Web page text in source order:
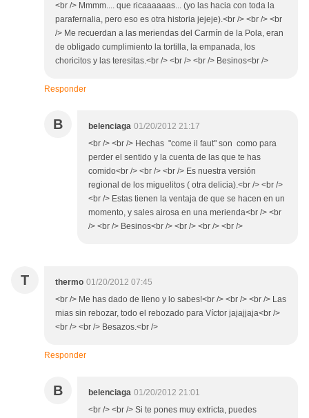
<br /> Mmmm.... que ricaaaaaas... (yo las hacia con toda la
parafernalia, pero eso es otra historia jejeje).<br /> <br /> <br
/> Me recuerdan a las meriendas del Carmín de la Pola, eran
de obligado cumplimiento la tortilla, la empanada, los
choricitos y las teresitas.<br /> <br /> <br /> Besinos<br />
Responder
B belenciaga 01/20/2012 21:17
<br /> <br /> Hechas "come il faut" son como para
perder el sentido y la cuenta de las que te has
comido<br /> <br /> <br /> Es nuestra versión
regional de los miguelitos ( otra delicia).<br /> <br />
<br /> Estas tienen la ventaja de que se hacen en un
momento, y sales airosa en una merienda<br /> <br
/> <br /> Besinos<br /> <br /> <br /> <br />
T thermo 01/20/2012 07:45
<br /> Me has dado de lleno y lo sabes!<br /> <br /> <br /> Las
mias sin rebozar, todo el rebozado para Víctor jajajjaja<br />
<br /> <br /> Besazos.<br />
Responder
B belenciaga 01/20/2012 21:01
<br /> <br /> Si te pones muy extricta, puedes